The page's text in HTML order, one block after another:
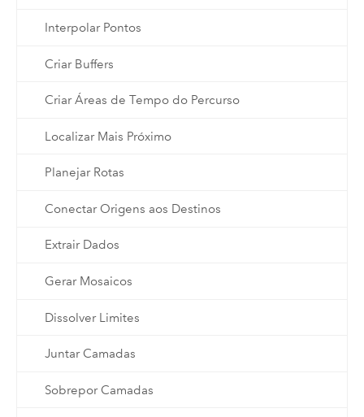
Interpolar Pontos
Criar Buffers
Criar Áreas de Tempo do Percurso
Localizar Mais Próximo
Planejar Rotas
Conectar Origens aos Destinos
Extrair Dados
Gerar Mosaicos
Dissolver Limites
Juntar Camadas
Sobrepor Camadas